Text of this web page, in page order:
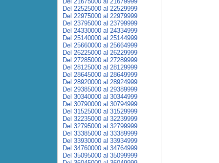
Del 22525000 al 22529999
Del 22975000 al 22979999
Del 23795000 al 23799999
Del 24330000 al 24334999
Del 25140000 al 25144999
Del 25660000 al 25664999
Del 26225000 al 26229999
Del 27285000 al 27289999
Del 28125000 al 28129999
Del 28645000 al 28649999
Del 28920000 al 28924999
Del 29385000 al 29389999
Del 30340000 al 30344999
Del 30790000 al 30794999
Del 31525000 al 31529999
Del 32235000 al 32239999
Del 32795000 al 32799999
Del 33385000 al 33389999
Del 33930000 al 33934999
Del 34760000 al 34764999
Del 35095000 al 35099999